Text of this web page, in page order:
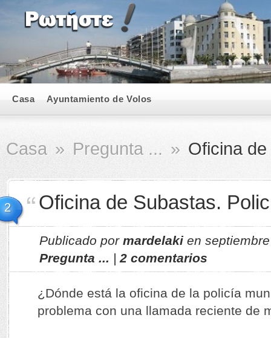
Casa Ayuntamiento de Volos
Casa » Pregunta ... » Oficina
2 Oficina de Subastas.
Publicado por mardelaki en
Pregunta ... | 2 comentarios
¿Dónde está la oficina de la policía
problema con una llamada reciente de